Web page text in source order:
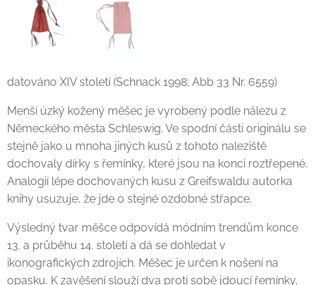
datováno XIV století (Schnack 1998; Abb 33 Nr. 6559)
Menší úzký kožený měšec je vyrobený podle nálezu z
Německého města Schleswig. Ve spodní části originálu se
stejně jako u mnoha jiných kusů z tohoto naleziště
dochovaly dírky s řemínky, které jsou na konci roztřepené.
Analogií lépe dochovaných kusu z Greifswaldu autorka
knihy usuzuje, že jde o stejné ozdobné střapce.
Výsledný tvar měšce odpovídá módním trendům konce
13. a průběhu 14. století a dá se dohledat v
ikonografických zdrojích. Měšec je určen k nošení na
opasku. K zavěšení slouží dva proti sobě jdoucí řemínky,